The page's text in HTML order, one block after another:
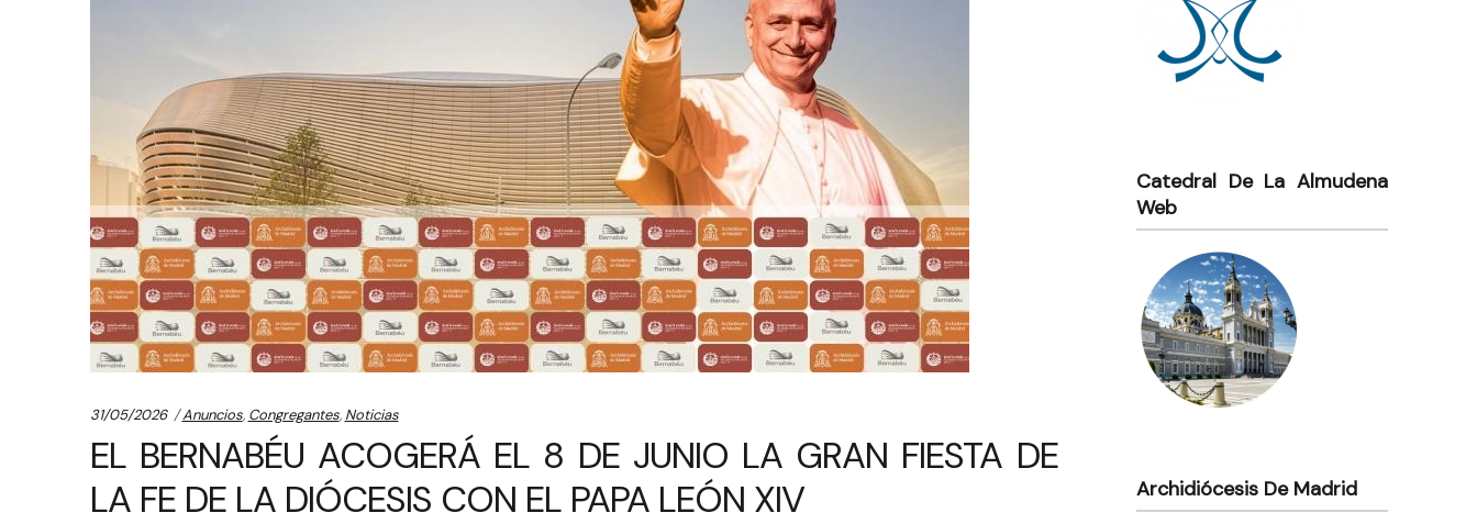
31/05/2026 Categories:
Anuncios, Congregantes, Noticias
EL BERNABÉU ACOGERÁ EL 8 DE JUNIO LA GRAN FIESTA DE
LA FE DE LA DIÓCESIS CON EL PAPA LEÓN XIV
Catedral De La Almudena
Web
Archidiócesis De Madrid